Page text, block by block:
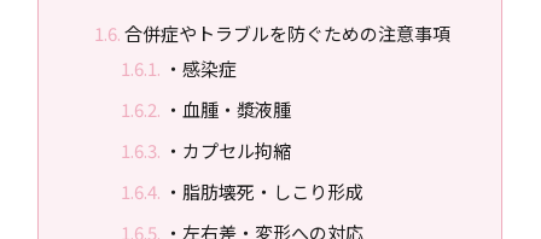
合併症やトラブルを防ぐための注意事項
・感染症
・血腫・漿液腫
・カプセル拘縮
・脂肪壊死・しこり形成
・左右差・変形への対応